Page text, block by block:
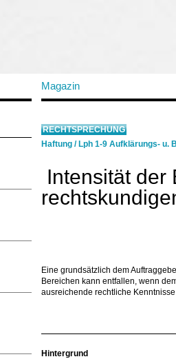
Magazin
RECHTSPRECHUNG
Haftung / Lph 1-9 Aufklärungs- u.
Intensität der
Eine grundsätzlich dem
Bereichen kann entfallen, wenn
ausreichende rechtliche
Hintergrund